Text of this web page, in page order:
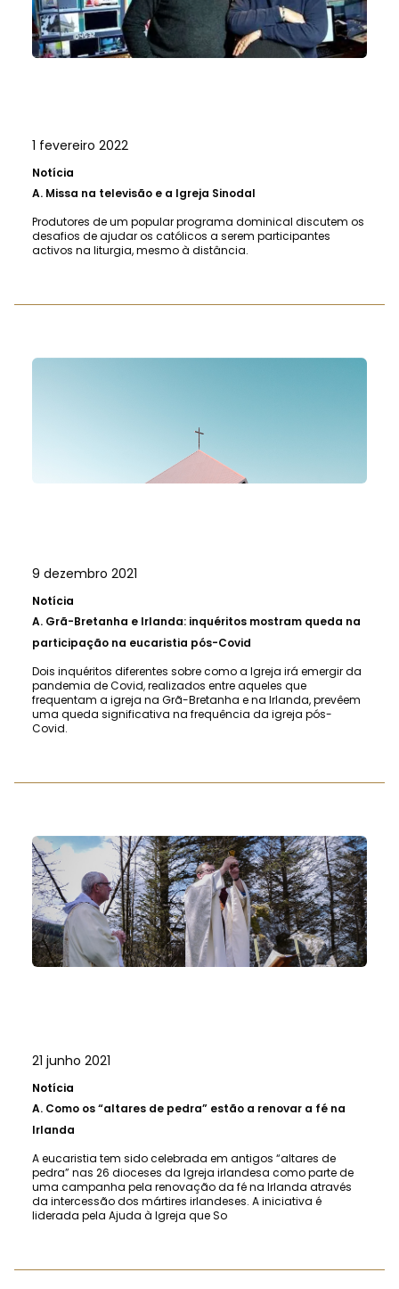
1 fevereiro 2022
Notícia
A. Missa na televisão e a Igreja Sinodal
Produtores de um popular programa dominical discutem os
desafios de ajudar os católicos a serem participantes
activos na liturgia, mesmo à distância.
9 dezembro 2021
Notícia
A. Grã-Bretanha e Irlanda: inquéritos mostram queda na
participação na eucaristia pós-Covid
Dois inquéritos diferentes sobre como a Igreja irá emergir da
pandemia de Covid, realizados entre aqueles que
frequentam a igreja na Grã-Bretanha e na Irlanda, prevêem
uma queda significativa na frequência da igreja pós-
Covid.
21 junho 2021
Notícia
A. Como os “altares de pedra” estão a renovar a fé na
Irlanda
A eucaristia tem sido celebrada em antigos “altares de
pedra” nas 26 dioceses da Igreja irlandesa como parte de
uma campanha pela renovação da fé na Irlanda através
da intercessão dos mártires irlandeses. A iniciativa é
liderada pela Ajuda à Igreja que So